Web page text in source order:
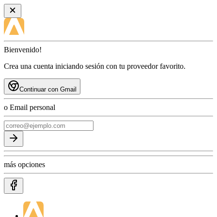
Bienvenido!
Crea una cuenta iniciando sesión con tu proveedor favorito.
Continuar con Gmail
o Email personal
más opciones